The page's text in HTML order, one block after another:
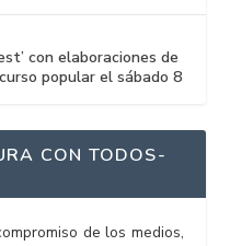
con elaboraciones de
popular el sábado 8
CON TODOS-
de los medios,